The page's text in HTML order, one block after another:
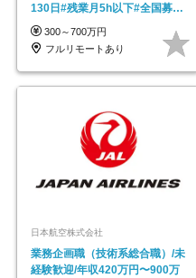
130日#残業月5h以下#全国募集
#最大1年の研修
300～700万円
フルリモートあり
日本航空株式会社
業務企画職（技術系総合職）/未
経験歓迎/年収420万円〜900万